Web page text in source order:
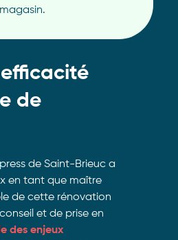
efficacité
de
de Saint-Brieuc a
en tant que maître
de cette rénovation
et de prise en
des enjeux